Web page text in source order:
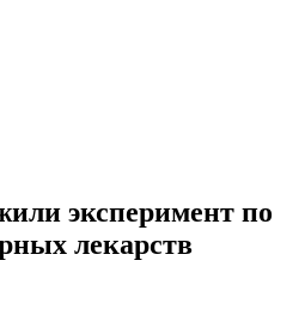
эксперимент по
лекарств